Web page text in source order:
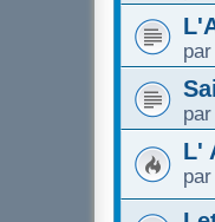
par
par
L'
par